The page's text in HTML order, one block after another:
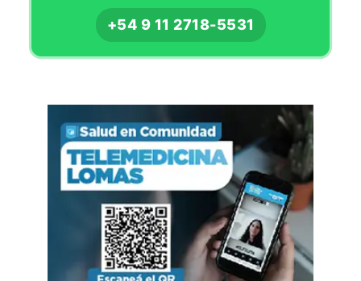
+54 9 11 2718-5531